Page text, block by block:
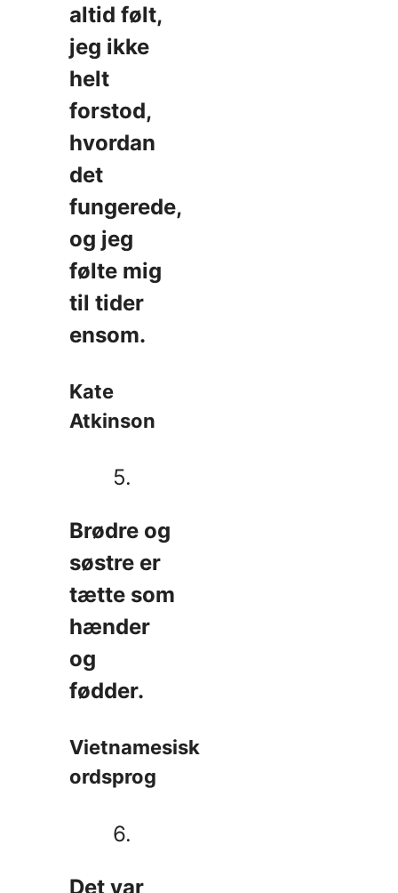
altid følt,
jeg ikke
helt
forstod,
hvordan
det
fungerede,
og jeg
følte mig
til tider
ensom.
Kate
Atkinson
5.
Brødre og
søstre er
tætte som
hænder
og
fødder.
Vietnamesisk
ordsprog
6.
Det var